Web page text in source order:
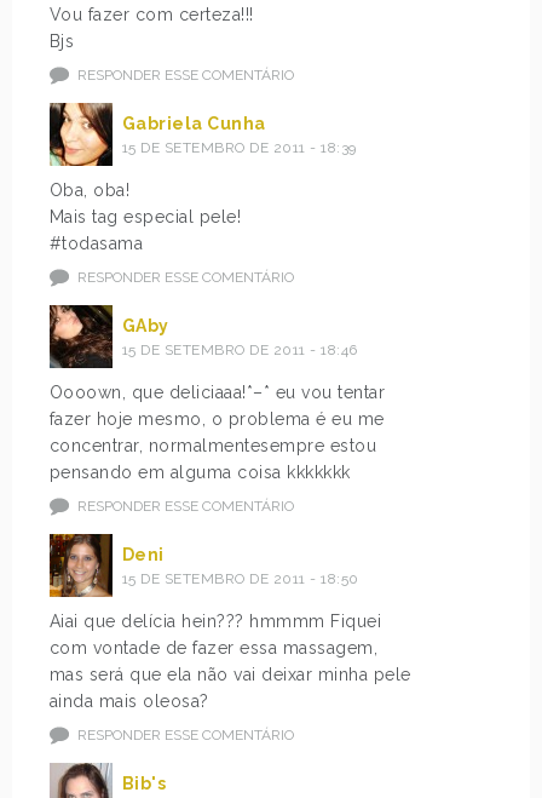
Vou fazer com certeza!!!
Bjs
RESPONDER ESSE COMENTÁRIO
Gabriela Cunha
15 DE SETEMBRO DE 2011 - 18:39
Oba, oba!
Mais tag especial pele!
#todasama
RESPONDER ESSE COMENTÁRIO
GAby
15 DE SETEMBRO DE 2011 - 18:46
Oooown, que deliciaaa!*–* eu vou tentar
fazer hoje mesmo, o problema é eu me
concentrar, normalmentesempre estou
pensando em alguma coisa kkkkkkk
RESPONDER ESSE COMENTÁRIO
Deni
15 DE SETEMBRO DE 2011 - 18:50
Aiai que delícia hein??? hmmmm Fiquei
com vontade de fazer essa massagem,
mas será que ela não vai deixar minha pele
ainda mais oleosa?
RESPONDER ESSE COMENTÁRIO
Bib's